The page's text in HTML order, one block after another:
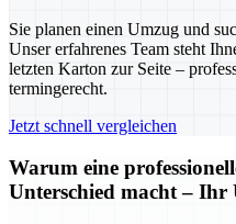
Sie planen einen Umzug und
Unser erfahrenes Team steht
letzten Karton zur Seite –
termingerecht.
Jetzt schnell vergleichen
Warum eine
Unterschied macht – Ihr